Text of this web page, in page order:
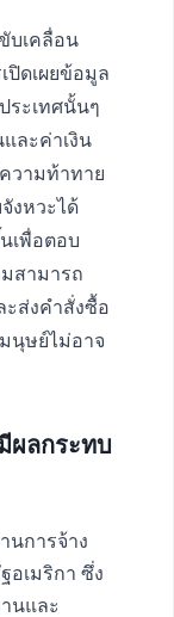
บเคลื่อน
ปิดเผยข้อมูล
ระเทศนั้นๆ
ละค่าเงิน
ความท้าทาย
งหวะได้
เพื่อตอบ
สามารถ
ะส่งคำสั่งซื้อ
นุษย์ไม่อาจ
ผลกระทบ
นการจ้าง
อเมริกา ซึ่ง
นและ